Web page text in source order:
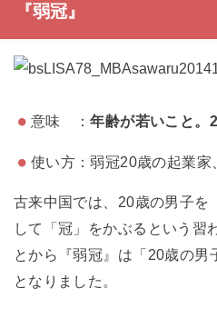
『弱冠』
意味 ：年齢が若いこと。
使い方：弱冠20歳の起業
古来中国では、20歳の男子を
して「冠」をかぶるという習
とから『弱冠』は「20歳の男
となりました。